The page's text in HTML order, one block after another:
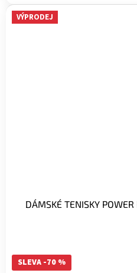
VÝPRODEJ
DÁMSKÉ TENISKY
SLEVA -70 %